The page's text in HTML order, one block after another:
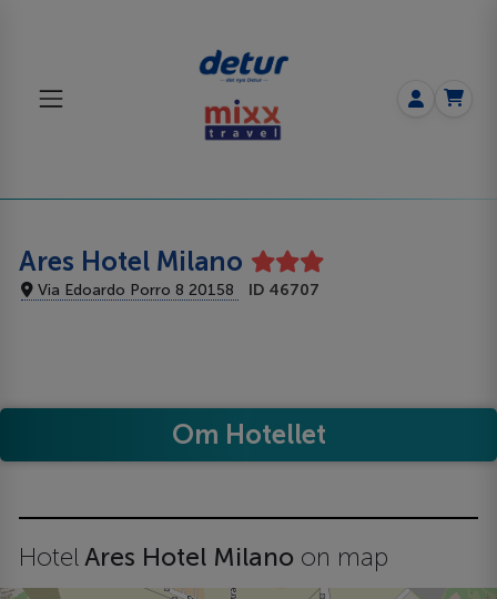
Ares Hotel Milano
Via Edoardo Porro 8 20158 ID 46707
Om Hotellet
HotelAres Hotel Milano on map